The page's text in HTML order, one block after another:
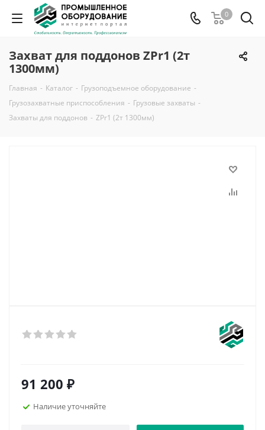
0
Захват для поддонов ZPr1 (2т
1300мм)
Главная - Каталог - Грузоподъемное оборудование -
Грузозахватные приспособления - Грузовые захваты -
Захваты для поддонов - ZPr1 (2т 1300мм)
91 200 ₽
Наличие уточняйте